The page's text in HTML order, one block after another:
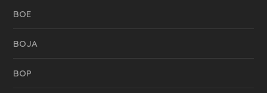
BOE
BOJA
BOP